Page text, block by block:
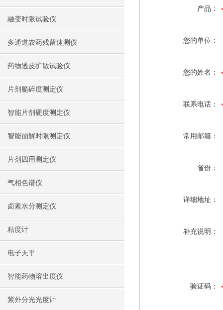
融变时限试验仪
多通道农药残留速测仪
药物透皮扩散试验仪
片剂脆碎度测定仪
智能片剂硬度测定仪
智能崩解时限测定仪
片剂四用测定仪
气相色谱仪
卤素水分测定仪
粘度计
电子天平
智能药物溶出度仪
紫外分光光度计
产品：
您的单位：
您的姓名：
联系电话：
常用邮箱：
省份：
详细地址：
补充说明：
验证码：